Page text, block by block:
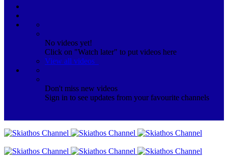
No videos yet!
Click on "Watch later" to put videos here
View all videos
Don't miss new videos
Sign in to see updates from your favourite channels